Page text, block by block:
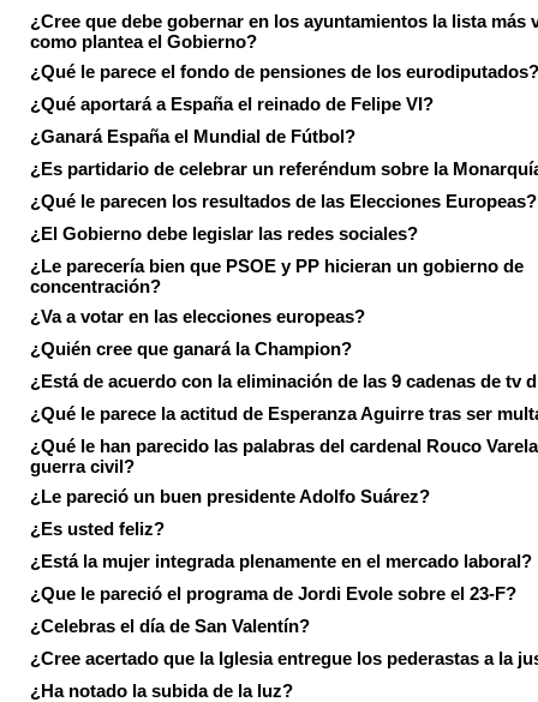
¿Cree que debe gobernar en los ayuntamientos la lista más
como plantea el Gobierno?
¿Qué le parece el fondo de pensiones de los eurodiputados?
¿Qué aportará a España el reinado de Felipe VI?
¿Ganará España el Mundial de Fútbol?
¿Es partidario de celebrar un referéndum sobre la
¿Qué le parecen los resultados de las Elecciones Europeas?
¿El Gobierno debe legislar las redes sociales?
¿Le parecería bien que PSOE y PP hicieran un gobierno de
concentración?
¿Va a votar en las elecciones europeas?
¿Quién cree que ganará la Champion?
¿Está de acuerdo con la eliminación de las 9 cadenas de tv
¿Qué le parece la actitud de Esperanza Aguirre tras ser
¿Qué le han parecido las palabras del cardenal Rouco
guerra civil?
¿Le pareció un buen presidente Adolfo Suárez?
¿Es usted feliz?
¿Está la mujer integrada plenamente en el mercado laboral?
¿Que le pareció el programa de Jordi Evole sobre el 23-F?
¿Celebras el día de San Valentín?
¿Cree acertado que la Iglesia entregue los pederastas a la
¿Ha notado la subida de la luz?